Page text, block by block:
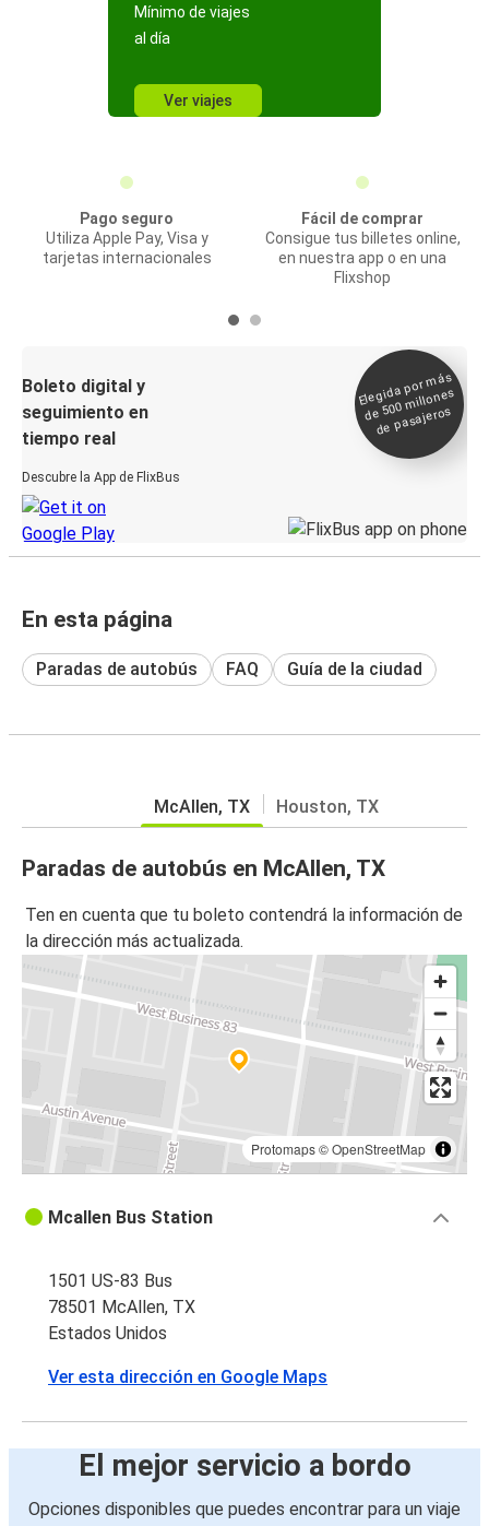
Mínimo de viajes
al día
Ver viajes
Pago seguro
Utiliza Apple Pay, Visa y
tarjetas internacionales
Fácil de comprar
Consigue tus billetes online,
en nuestra app o en una
Flixshop
Boleto digital y
seguimiento en
tiempo real
Descubre la App de FlixBus
Elegida por
más
de 500
millones
de pasajeros
En esta página
Paradas de autobús FAQ Guía de la ciudad
McAllen, TX Houston, TX
Paradas de autobús en McAllen, TX
Ten en cuenta que tu boleto contendrá la información de
la dirección más actualizada.
Protomaps©OpenStreetMap
Mcallen Bus Station
1501 US-83 Bus
78501 McAllen, TX
Estados Unidos
Ver esta dirección en Google Maps
El mejor servicio a bordo
Opciones disponibles que puedes encontrar para un viaje